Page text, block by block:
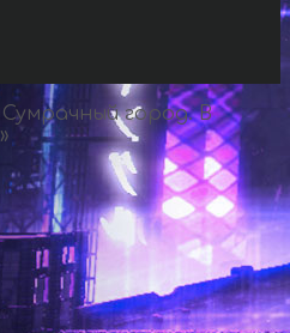
Сумрачный город. В
»